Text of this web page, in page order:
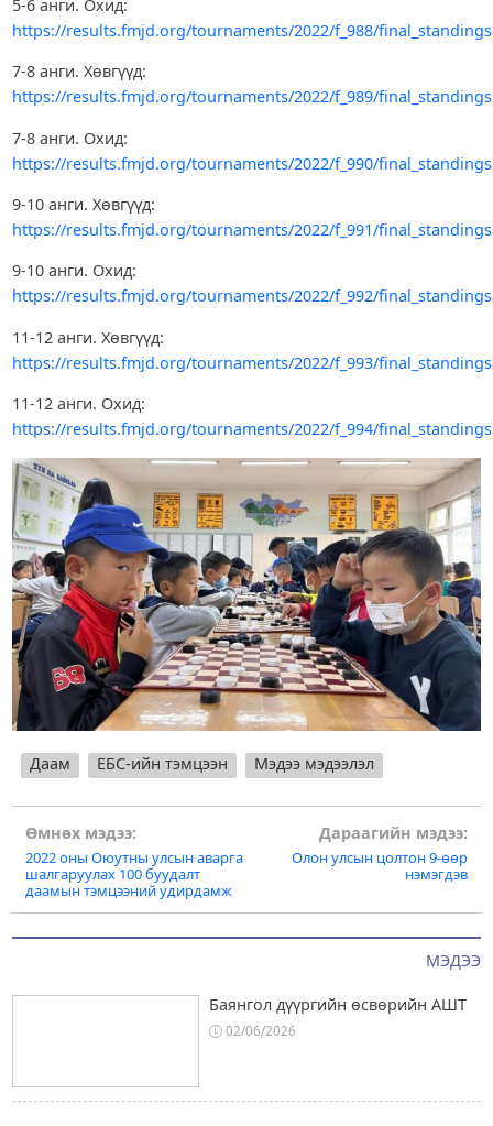
МЭДЭЭ
Баянгол дүүргийн өсвөрийн АШТ
02/06/2026
5-6 анги. Охид:
https://results.fmjd.org/tournaments/2022/f_988/
7-8 анги. Хөвгүүд:
https://results.fmjd.org/tournaments/2022/f_989/
7-8 анги. Охид:
https://results.fmjd.org/tournaments/2022/f_990/
9-10 анги. Хөвгүүд:
https://results.fmjd.org/tournaments/2022/f_991/
9-10 анги. Охид:
https://results.fmjd.org/tournaments/2022/f_992/
11-12 анги. Хөвгүүд:
https://results.fmjd.org/tournaments/2022/f_993/
11-12 анги. Охид:
https://results.fmjd.org/tournaments/2022/f_994/
Даам ЕБС-ийн тэмцээн Мэдээ мэдээлэл
Post
navigation
Өмнөх мэдээ:
2022 оны Оюутны улсын аварга
шалгаруулах 100 буудалт
даамын тэмцээний удирдамж
Дараагийн мэдээ:
Олон улсын цолтон 9-өөр
нэмэгдэв